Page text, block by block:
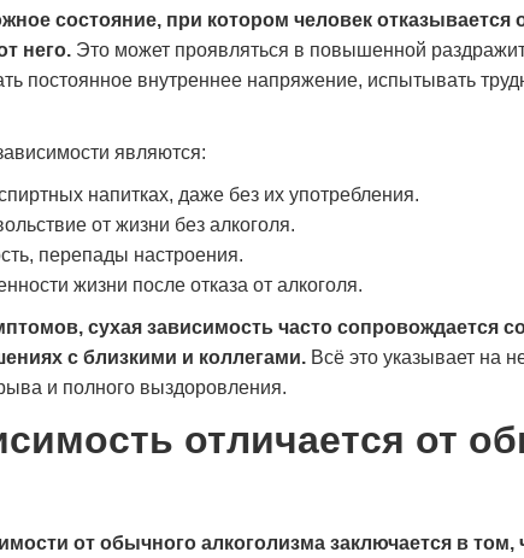
состояние, при котором человек отказывается
него. Это может проявляться в повышенной
постоянное внутреннее напряжение, испытывать
являются:
напитках, даже без их употребления.
от жизни без алкоголя.
перепады настроения.
жизни после отказа от алкоголя.
сухая зависимость часто сопровождается
с близкими и коллегами. Всё это указывает на
и полного выздоровления.
отличается от
от обычного алкоголизма заключается в том,